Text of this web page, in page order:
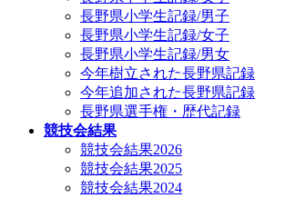
長野県小学生記録/男子
長野県小学生記録/女子
長野県小学生記録/男女
今年樹立された長野県記録
今年追加された長野県記録
長野県選手権・歴代記録
競技会結果
競技会結果2026
競技会結果2025
競技会結果2024